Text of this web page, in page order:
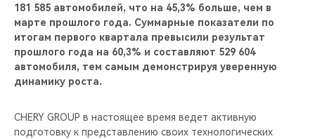
CHERY ДЛЯ ДЕТЕЙ
181 585 автомобилей, что на 45,3% больше, чем в
марте прошлого года. Суммарные показатели по
итогам первого квартала превысили результат
прошлого года на 60,3% и составляют 529 604
автомобиля, тем самым демонстрируя уверенную
динамику роста.
CHERY GROUP в настоящее время ведет активную
подготовку к представлению своих технологических